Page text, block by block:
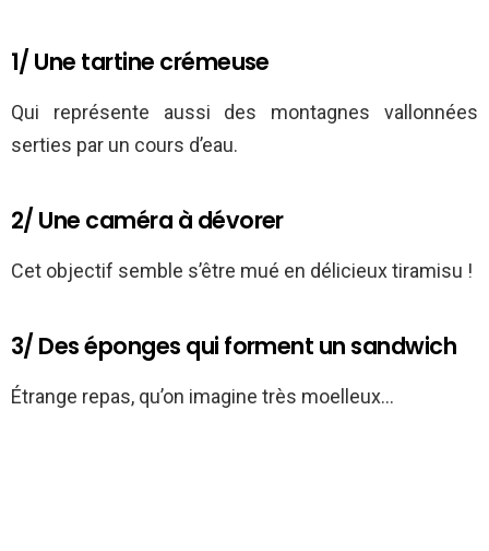
1/ Une tartine crémeuse
Qui représente aussi des montagnes vallonnées
serties par un cours d’eau.
2/ Une caméra à dévorer
Cet objectif semble s’être mué en délicieux tiramisu !
3/ Des éponges qui forment un sandwich
Étrange repas, qu’on imagine très moelleux…